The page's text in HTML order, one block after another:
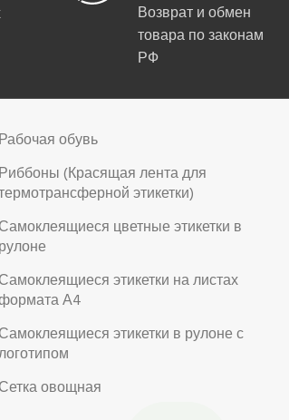
Возврат и обмен
товара по законам
РФ
Рабочая обувь
Риббоны (Красящая лента для
этикетки)
Самоклеящиеся цветные этикетки в
рулоне
Самоклеящиеся этикетки на листах
А4
Самоклеящиеся этикетки в рулоне с
Сетка овощная